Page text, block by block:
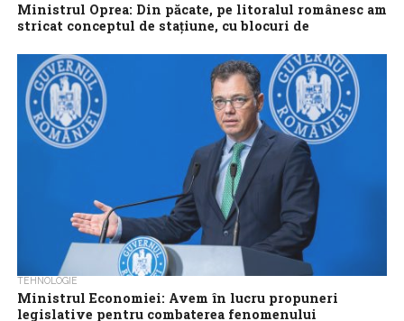
Ministrul Oprea: Din păcate, pe litoralul românesc am
stricat conceptul de staţiune, cu blocuri de
Ministrul Economiei, Antreprenoriatului şi Turismului, Radu
Oprea, a declarat sâmbătă, la Neptun, că, în privinţa turismului pe
litoral, a fost stricat în...
TEHNOLOGIE
Ministrul Economiei: Avem în lucru propuneri
legislative pentru combaterea fenomenului